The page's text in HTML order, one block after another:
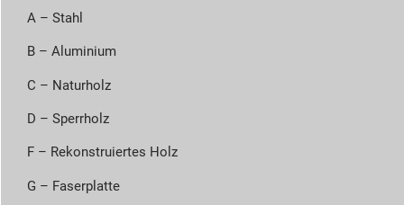
A – Stahl
B – Aluminium
C – Naturholz
D – Sperrholz
F – Rekonstruiertes Holz
G – Faserplatte